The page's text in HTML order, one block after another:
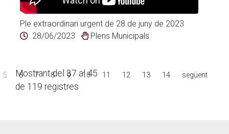
Ple extraordinari urgent de 28 de juny de 2023
28/06/2023
Plens Municipals
Mostrant del 37 al 45
de 119 registres
5 6 7 8 9 10 11 12 13 14 següent